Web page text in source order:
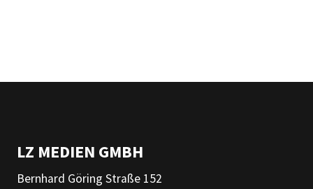
LZ MEDIEN GMBH
Bernhard Göring Straße 152